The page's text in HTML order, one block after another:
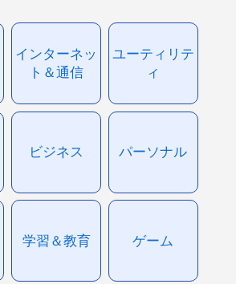
インターネッ
ト＆通信
ユーティリテ
ィ
ビジネス パーソナル
学習＆教育 ゲーム